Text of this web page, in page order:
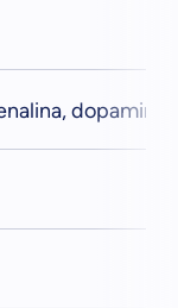
dopamina